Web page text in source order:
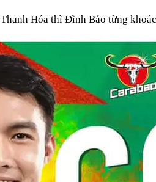
Hóa thì Đình Bảo từng